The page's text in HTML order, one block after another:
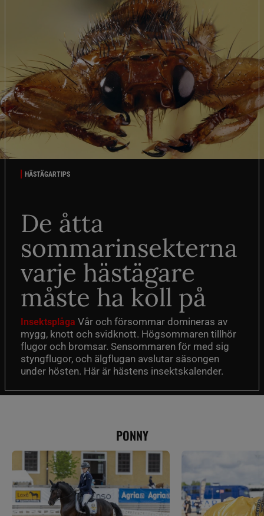
HÄSTÄGARTIPS
De åtta
sommarinsekterna
varje hästägare
måste ha koll på
Insektsplåga Vår och försommar domineras av
mygg, knott och svidknott. Högsommaren tillhör
flugor och bromsar. Sensommaren för med sig
styngflugor, och älgflugan avslutar säsongen
under hösten. Här är hästens insektskalender.
PONNY